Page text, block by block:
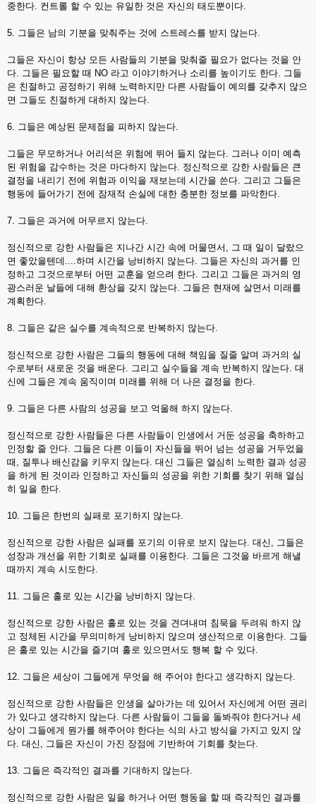
중한다. 컨트롤 할 수 있는 유일한 것은 자신의 태도뿐이다.
5. 그들은 남의 기분을 맞춰주는 것에 스트레스를 받지 않는다.
그들은 자신이 항상 모든 사람들의 기분을 맞춰줄 필요가 없다는 것을 안
다. 그들은 필요할 때 NO 라고 이야기하거나 소리를 높이기도 한다. 그들
은 친절하고 공정하기 위해 노력하지만 다른 사람들이 예의를 갖추지 않으
면 그들도 친절하게 대하지 않는다.
6. 그들은 예상된 문제점을 피하지 않는다.
그들은 무모하거나 어리석은 위험에 뛰어 들지 않는다. 그러나 이미 예측
된 위험을 감수하는 것은 마다하지 않는다. 정신적으로 강한 사람들은 큰
결정을 내리기 전에 위험과 이익을 재보는데 시간을 쓴다. 그리고 그들은
행동에 들어가기 전에 잠재적 손실에 대한 충분한 정보를 파악한다.
7. 그들은 과거에 머무르지 않는다.
정신적으로 강한 사람들은 지나간 시간 속에 머물면서, 그 때 일이 달랐으
면 좋았을텐데....하며 시간을 낭비하지 않는다. 그들은 자신의 과거를 인
정하고 그것으로부터 어떤 교훈을 얻으려 한다. 그리고 그들은 과거의 영
광스러운 날들에 대해 환상을 갖지 않는다. 그들은 현재에 살면서 미래를
계획한다.
8. 그들은 같은 실수를 계속적으로 반복하지 않는다.
정신적으로 강한 사람은 그들의 행동에 대해 책임을 질줄 알며 과거의 실
수로부터 새로운 것을 배운다. 그리고 실수들을 계속 반복하지 않는다. 대
신에 그들은 계속 움직이며 미래를 위해 더 나은 결정을 한다.
9. 그들은 다른 사람의 성공을 보고 억울해 하지 않는다.
정신적으로 강한 사람들은 다른 사람들이 인생에서 거둔 성공을 축하하고
인정할 줄 안다. 그들은 다른 이들이 자신들을 뛰어 넘는 성공을 거두었을
때, 질투나 배신감을 키우지 않는다. 대신 그들은 열심히 노력한 결과 성공
을 하게 된 것이라 인정하고 자신들의 성공을 위한 기회를 찾기 위해 열심
히 일을 한다.
10. 그들은 한번의 실패로 포기하지 않는다.
정신적으로 강한 사람은 실패를 포기의 이유로 보지 않는다. 대신, 그들은
성장과 개선을 위한 기회로 실패를 이용한다. 그들은 그것을 바르게 해낼
때까지 계속 시도한다.
11. 그들은 홀로 있는 시간을 낭비하지 않는다.
정신적으로 강한 사람은 홀로 있는 것을 견뎌내며 침묵을 두려워 하지 않
고 정체된 시간을 무의미하게 낭비하지 않으며 생산적으로 이용한다. 그들
은 홀로 있는 시간을 즐기며 홀로 있으면서도 행복 할 수 있다.
12. 그들은 세상이 그들에게 무엇을 해 주어야 한다고 생각하지 않는다.
정신적으로 강한 사람들은 인생을 살아가는 데 있어서 자신에게 어떤 권리
가 있다고 생각하지 않는다. 다른 사람들이 그들을 돌봐줘야 한다거나 세
상이 그들에게 뭔가를 해주어야 한다는 식의 사고 방식을 가지고 있지 않
다. 대신, 그들은 자신이 가진 장점에 기반하여 기회를 찾는다.
13. 그들은 즉각적인 결과를 기대하지 않는다.
정신적으로 강한 사람은 일을 하거나 어떤 행동을 할 때 즉각적인 결과를